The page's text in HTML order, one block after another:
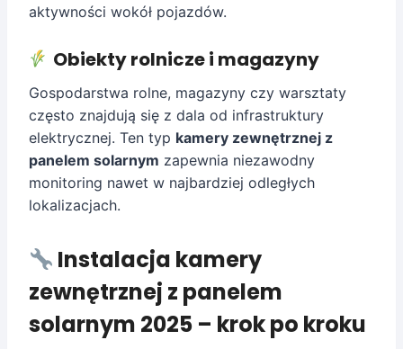
aktywności wokół pojazdów.
Obiekty rolnicze i magazyny
Gospodarstwa rolne, magazyny czy warsztaty
często znajdują się z dala od infrastruktury
elektrycznej. Ten typ kamery zewnętrznej z
panelem solarnym zapewnia niezawodny
monitoring nawet w najbardziej odległych
lokalizacjach.
Instalacja kamery
zewnętrznej z panelem
solarnym 2025 – krok po kroku